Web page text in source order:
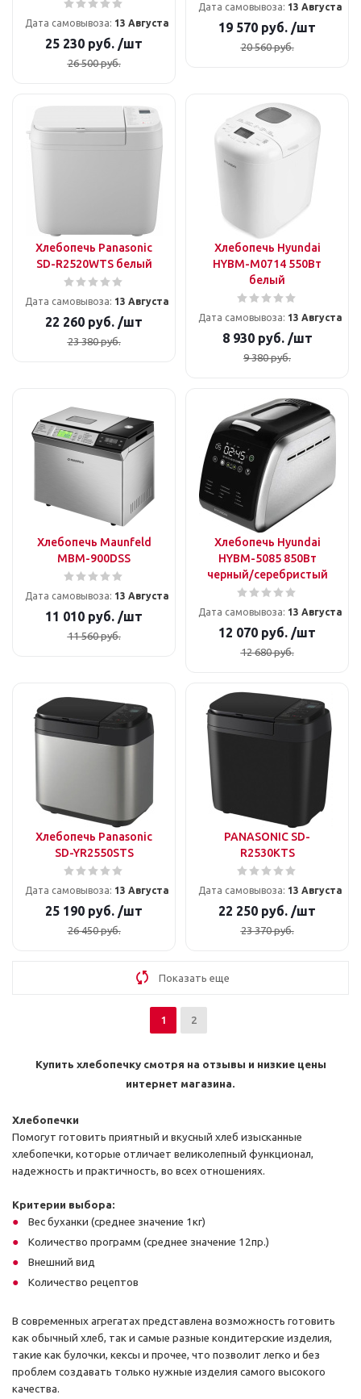
Дата самовывоза: 13 Августа
25 230 руб. /шт
26 500руб.
Дата самовывоза: 13 Августа
19 570 руб. /шт
20 560руб.
Хлебопечь Panasonic
SD-R2520WTS белый
Дата самовывоза: 13 Августа
22 260 руб. /шт
23 380руб.
Хлебопечь Hyundai
HYBM-M0714 550Вт
белый
Дата самовывоза: 13 Августа
8 930руб. /шт
9 380руб.
Хлебопечь Maunfeld
MBM-900DSS
Дата самовывоза: 13 Августа
11 010 руб. /шт
11 560руб.
Хлебопечь Hyundai
HYBM-5085 850Вт
черный/серебристый
Дата самовывоза: 13 Августа
12 070 руб. /шт
12 680руб.
Хлебопечь Panasonic
SD-YR2550STS
Дата самовывоза: 13 Августа
25 190 руб. /шт
26 450руб.
PANASONIC SD-
R2530KTS
Дата самовывоза: 13 Августа
22 250 руб. /шт
23 370руб.
Показать еще
1 2
Купить хлебопечку смотря на отзывы и низкие цены
интернет магазина.
Хлебопечки
Помогут готовить приятный и вкусный хлеб изысканные
хлебопечки, которые отличает великолепный функционал,
надежность и практичность, во всех отношениях.
Критерии выбора:
Вес буханки (среднее значение 1кг)
Количество программ (среднее значение 12пр.)
Внешний вид
Количество рецептов
В современных агрегатах представлена возможность готовить
как обычный хлеб, так и самые разные кондитерские изделия,
такие как булочки, кексы и прочее, что позволит легко и без
проблем создавать только нужные изделия самого высокого
качества.